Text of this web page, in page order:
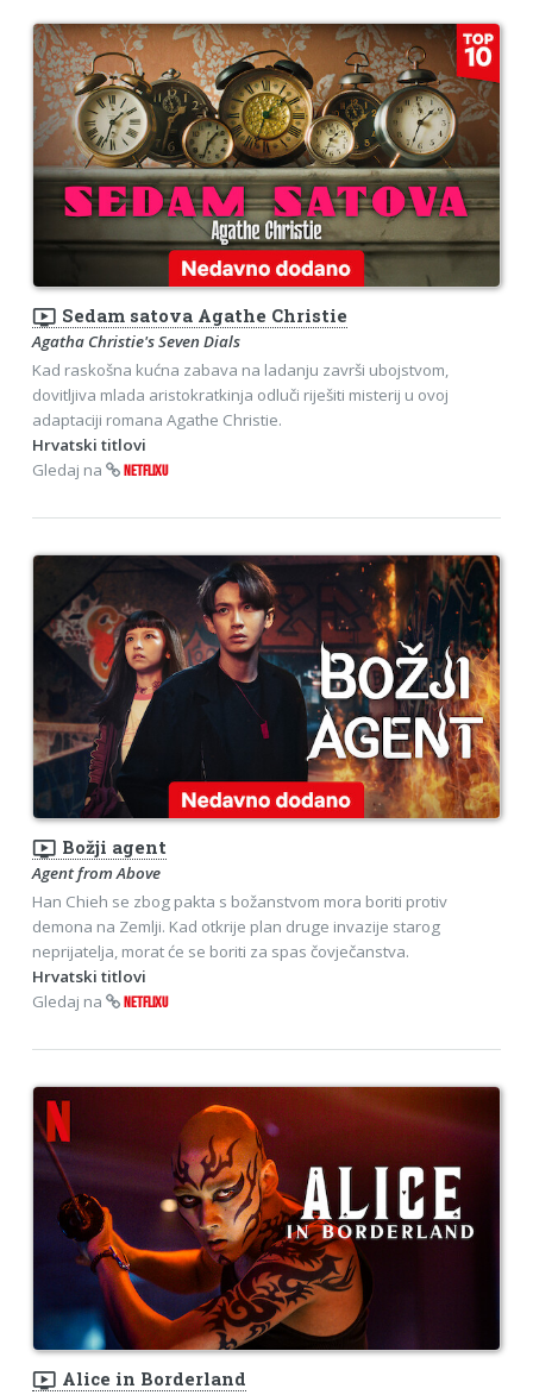
ondemand_video Sedam satova Agathe Christie
Agatha Christie's Seven Dials
Kad raskošna kućna zabava na ladanju završi ubojstvom,
dovitljiva mlada aristokratkinja odluči riješiti misterij u ovoj
adaptaciji romana Agathe Christie.
Hrvatski titlovi
Gledaj na
NETFLIXU
ondemand_video Božji agent
Agent from Above
Han Chieh se zbog pakta s božanstvom mora boriti protiv
demona na Zemlji. Kad otkrije plan druge invazije starog
neprijatelja, morat će se boriti za spas čovječanstva.
Hrvatski titlovi
Gledaj na
NETFLIXU
ondemand_video Alice in Borderland